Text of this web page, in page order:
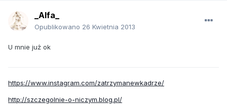
_Alfa_
Opublikowano 26 Kwietnia 2013
U mnie już ok
https://www.instagram.com/zatrzymanewkadrze/
http://szczegolnie-o-niczym.blog.pl/